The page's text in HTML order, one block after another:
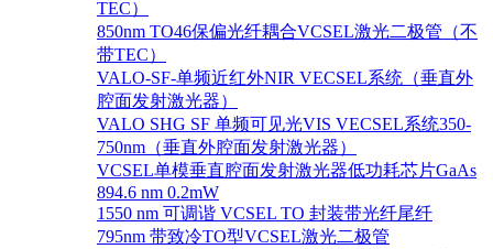
TEC）
850nm TO46保偏光纤耦合VCSEL激光二极管（不
带TEC）
VALO-SF-单频近红外NIR VECSEL系统（垂直外
腔面发射激光器）
VALO SHG SF 单频可见光VIS VECSEL系统350-
750nm（垂直外腔面发射激光器）
VCSEL单模垂直腔面发射激光器低功耗芯片GaAs
894.6 nm 0.2mW
1550 nm 可调谐 VCSEL TO 封装带光纤尾纤
795nm 带致冷TO型VCSEL激光二极管